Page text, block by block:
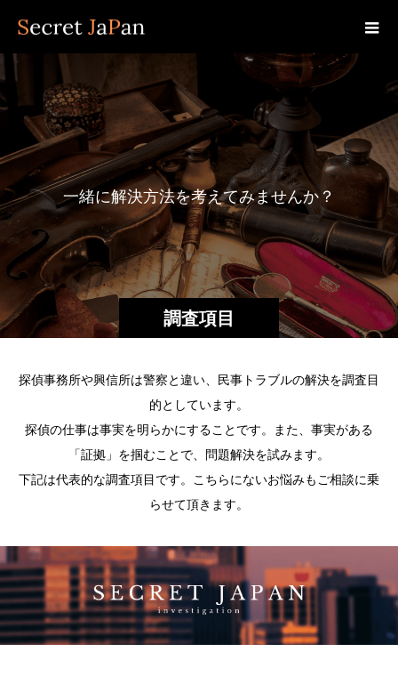
調査項目
一緒に解決方法を考え てみませんか ？
大切な家族
探偵事務所や興信所は警察と違い、民事トラブルの解決を調査目
的としています。
探偵の仕事は事実を明らかにすることです。また、事実がある
「証拠」を掴むことで、問題解決を試みます。
下記は代表的な調査項目です。こちらにないお悩みもご相談に乗
らせて頂きます。